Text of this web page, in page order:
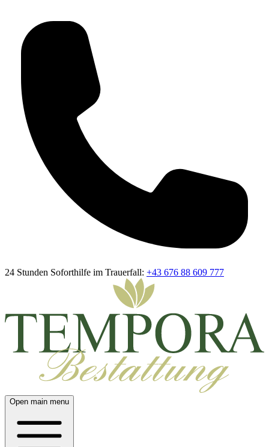
24 Stunden Soforthilfe im Trauerfall: +43 676 88 609 777
Open main menu